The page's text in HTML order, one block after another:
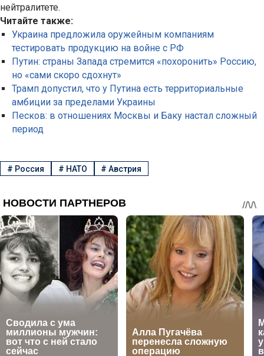
нейтралитете.
Читайте также:
Украина предложила оружейным компаниям
тестировать продукцию на войне с РФ
Путин: страны Запада стремится «похоронить» Россию,
но «сами скоро сдохнут»
Трамп допустил, что у Путина есть территориальные
амбиции за пределами Украины
Песков: в отношениях Москвы и Баку настал сложный
период
# Россия # НАТО #Австрия